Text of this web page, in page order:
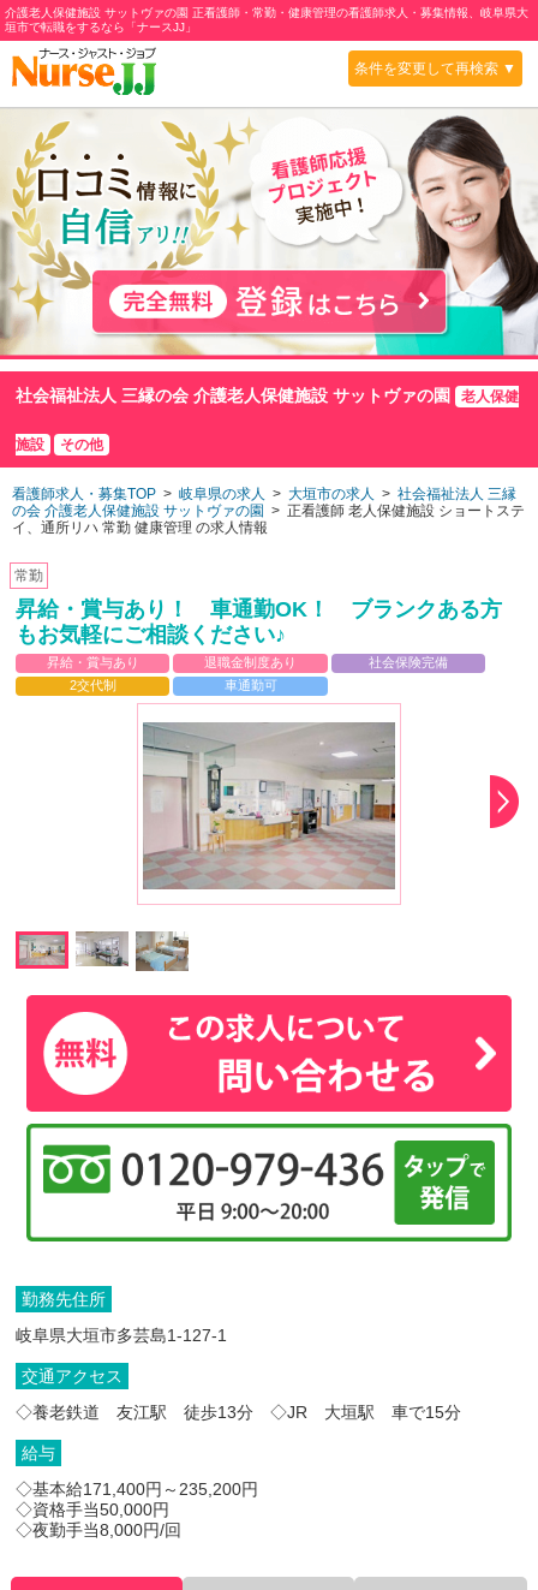
介護老人保健施設 サットヴァの園 正看護師・常勤・健康管理の看護師求人・募集情報、岐阜県大
垣市で転職をするなら「ナースJJ」
条件を変更して再検索 ▼
社会福祉法人 三縁の会 介護老人保健施設 サットヴァの園 老人保健
施設 その他
看護師求人・募集TOP > 岐阜県の求人 > 大垣市の求人 > 社会福祉法人 三縁
の会 介護老人保健施設 サットヴァの園 > 正看護師 老人保健施設 ショートステ
イ、通所リハ 常勤 健康管理 の求人情報
常勤
昇給・賞与あり！ 車通勤OK！ ブランクある方
もお気軽にご相談ください♪
昇給・賞与あり 退職金制度あり
社会保険完備
2交代制
車通勤可
勤務先住所
岐阜県大垣市多芸島1-127-1
交通アクセス
◇養老鉄道 友江駅 徒歩13分 ◇JR 大垣駅 車で15分
給与
◇基本給171,400円～235,200円
◇資格手当50,000円
◇夜勤手当8,000円/回